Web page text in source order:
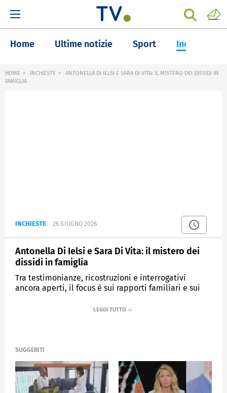
Home Ultime notizie Sport Inchieste
HOME INCHIESTE
ANTONELLA DI IELSI E SARA DI VITA: IL MISTERO DEI DISSIDI IN
FAMIGLIA
INCHIESTE 26 GIUGNO 2026
Antonella Di Ielsi e Sara Di Vita: il mistero dei
dissidi in famiglia
Tra testimonianze, ricostruzioni e interrogativi
ancora aperti, il focus è sui rapporti familiari e sui
chiarire i contorni della storia.
SUGGERITI